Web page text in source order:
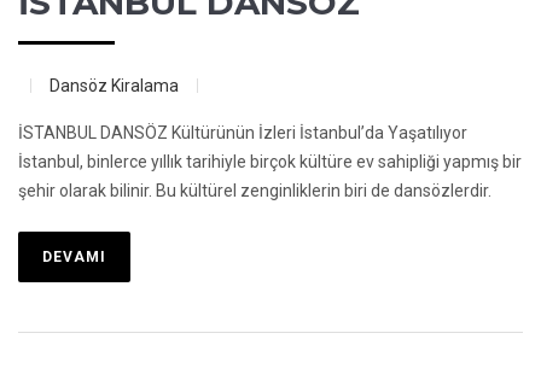
Dansöz Kiralama
İSTANBUL DANSÖZ Kültürünün İzleri İstanbul’da Yaşatılıyor
İstanbul, binlerce yıllık tarihiyle birçok kültüre ev sahipliği yapmış bir
şehir olarak bilinir. Bu kültürel zenginliklerin biri de dansözlerdir.
DEVAMI